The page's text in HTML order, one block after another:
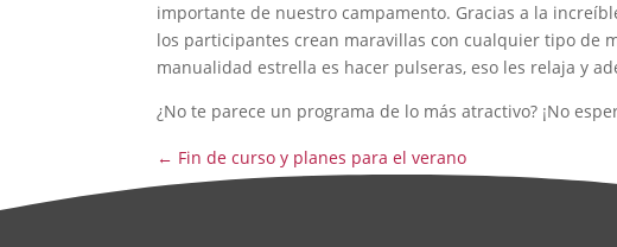
importante de nuestro campamento. Gracias a la
los participantes crean maravillas con cualquier tipo de
manualidad estrella es hacer pulseras, eso les relaja y
¿No te parece un programa de lo más atractivo? ¡No
← Fin de curso y planes para el verano